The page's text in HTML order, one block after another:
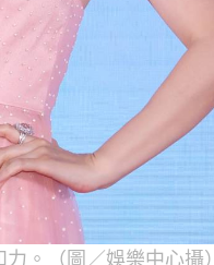
。（圖／娛樂中心攝）